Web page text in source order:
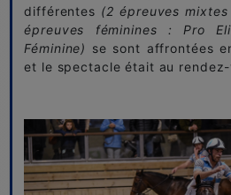
différentes (2 épreuves
épreuves féminines : Pro
Féminine) se sont affrontées
et le spectacle était au